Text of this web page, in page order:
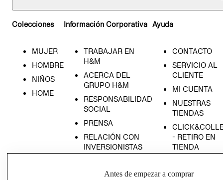
Colecciones
MUJER
HOMBRE
NIÑOS
HOME
Información Corporativa
TRABAJAR EN
H&M
ACERCA DEL
GRUPO H&M
RESPONSABILIDAD
SOCIAL
PRENSA
RELACIÓN CON
INVERSIONISTAS
EMPRESARIAL
Ayuda
CONTACTO
SERVICIO AL
CLIENTE
MI CUENTA
NUESTRAS
TIENDAS
- RETIRO EN
TIENDA
CONDICIONES
Antes de empezar a comprar